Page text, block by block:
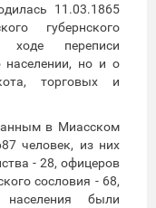
11.03.1865
губернского
ходе переписи
населении, но и о
торговых и
в Миасском
человек, из них
- 28, офицеров
сословия - 68,
были